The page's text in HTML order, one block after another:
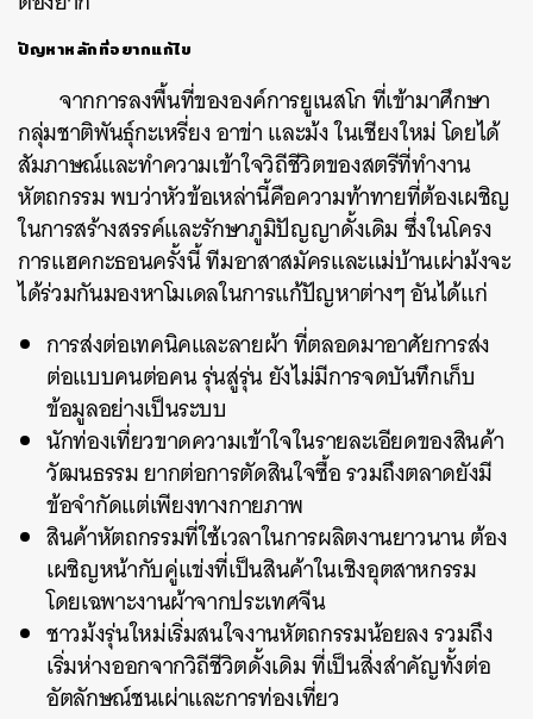
ปัญหาหลักที่อยากแก้ไข
จากการลงพื้นที่ขององค์การยูเนสโก ที่เข้ามาศึกษา
กลุ่มชาติพันธุ์กะเหรี่ยง อาข่า และม้ง ในเชียงใหม่ โดยได้
สัมภาษณ์และทำความเข้าใจวิถีชีวิตของสตรีที่ทำงาน
หัตถกรรม พบว่าหัวข้อเหล่านี้คือความท้าทายที่ต้องเผชิญ
ในการสร้างสรรค์และรักษาภูมิปัญญาดั้งเดิม ซึ่งในโครง
การแฮคกะธอนครั้งนี้ ทีมอาสาสมัครและแม่บ้านเผ่าม้งจะ
ได้ร่วมกันมองหาโมเดลในการแก้ปัญหาต่างๆ อันได้แก่
การส่งต่อเทคนิคและลายผ้า ที่ตลอดมาอาศัยการส่ง
ต่อแบบคนต่อคน รุ่นสู่รุ่น ยังไม่มีการจดบันทึกเก็บ
ข้อมูลอย่างเป็นระบบ
นักท่องเที่ยวขาดความเข้าใจในรายละเอียดของสินค้า
วัฒนธรรม ยากต่อการตัดสินใจซื้อ รวมถึงตลาดยังมี
ข้อจำกัดแต่เพียงทางกายภาพ
สินค้าหัตถกรรมที่ใช้เวลาในการผลิตงานยาวนาน ต้อง
เผชิญหน้ากับคู่แข่งที่เป็นสินค้าในเชิงอุตสาหกรรม
โดยเฉพาะงานผ้าจากประเทศจีน
ชาวม้งรุ่นใหม่เริ่มสนใจงานหัตถกรรมน้อยลง รวมถึง
เริ่มห่างออกจากวิถีชีวิตดั้งเดิม ที่เป็นสิ่งสำคัญทั้งต่อ
อัตลักษณ์ชนเผ่าและการท่องเที่ยว